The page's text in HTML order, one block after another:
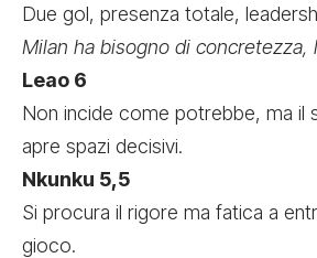
Due gol, presenza totale,
Milan ha bisogno di concretezza,
Leao 6
Non incide come potrebbe, ma il
apre spazi decisivi.
Nkunku 5,5
Si procura il rigore ma fatica a
gioco.